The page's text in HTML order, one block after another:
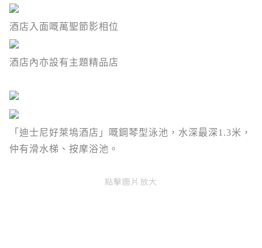
酒店入面嘅萬聖節影相位
酒店內亦設有主題精品店
「迪士尼好萊塢酒店」嘅鋼琴型泳池，水深最深1.3米，
仲有滑水梯、按摩浴池。
點擊圖片放大